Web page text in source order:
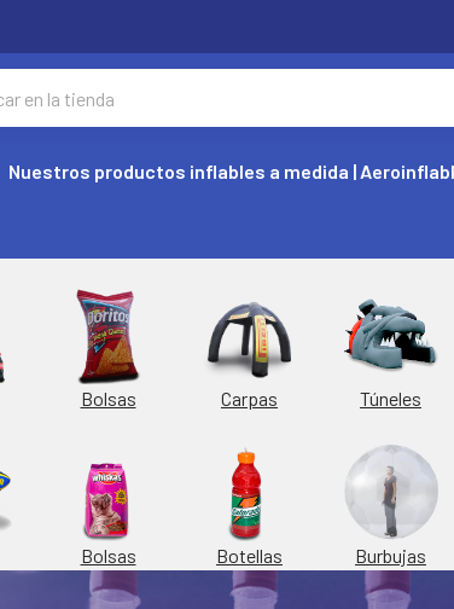
Nuestros productos inflables a medida |
Bolsas Carpas Túneles
Bolsas Botellas Burbujas